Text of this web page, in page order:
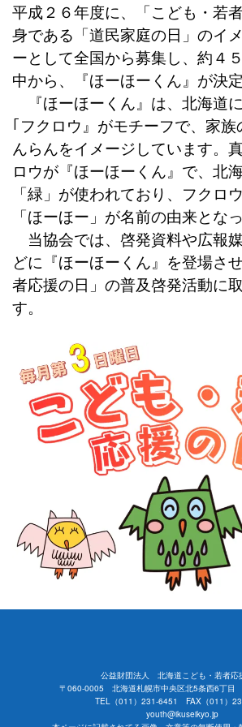
平成２６年度に、「こども・若
身である「道民家庭の日」のイ
ーとして全国から募集し、約４
中から、『ほーほーくん』が決定
『ほーほーくん』は、北海道
｢フクロウ』がモチーフで、家
んらんをイメージしています。
ロウが『ほーほーくん』で、北
「緑」が使われており、フクロ
「ほーほー」が名前の由来とな
当協会では、啓発資料や広報
どに『ほーほーくん』を登場さ
者応援の日」の普及啓発活動に
す。
公益財団法人 北海道こども・若者応
〒060-0005 北海道札幌市中央区北5条西6丁目
TEL（011）231-6451 FAX（011）
youth@ikuseikyo.jp